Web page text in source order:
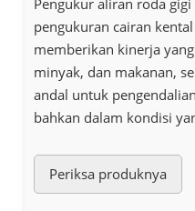
Pengukur aliran roda
pengukuran cairan
memberikan kinerja
minyak, dan makanan,
andal untuk
bahkan dalam kondisi
Periksa produknya